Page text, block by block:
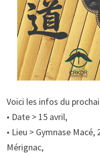
Voici les infos du
• Date > 15 avril,
• Lieu > Gymnase
Mérignac,